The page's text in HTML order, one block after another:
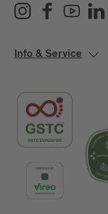
Info & Service